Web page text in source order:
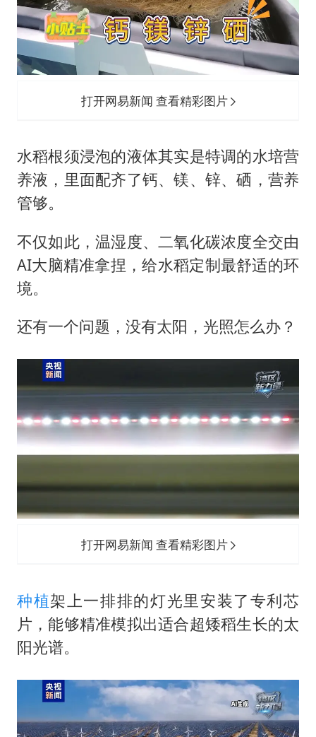
打开网易新闻 查看精彩图片
水稻根须浸泡的液体其实是特调的水培营
养液，里面配齐了钙、镁、锌、硒，营养
管够。
不仅如此，温湿度、二氧化碳浓度全交由
AI大脑精准拿捏，给水稻定制最舒适的环
境。
还有一个问题，没有太阳，光照怎么办？
打开网易新闻 查看精彩图片
种植架上一排排的灯光里安装了专利芯
片，能够精准模拟出适合超矮稻生长的太
阳光谱。